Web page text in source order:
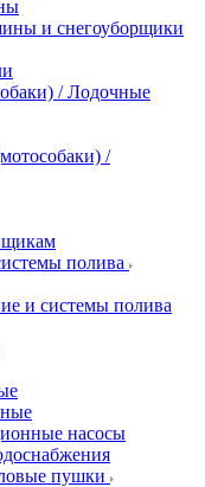
и снегоуборщики
/ Лодочные
/
полива
и системы полива
насосы
пушки